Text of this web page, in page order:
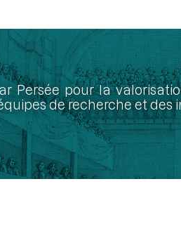
Persée pour la
de recherche et des